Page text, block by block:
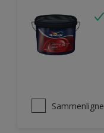
Sammenligne